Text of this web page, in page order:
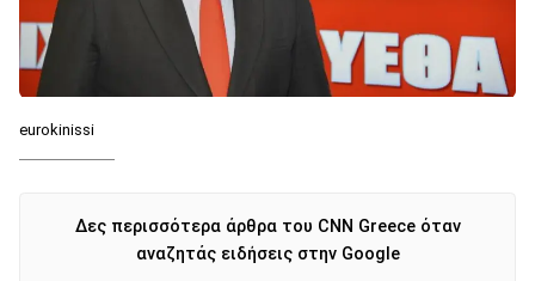
eurokinissi
Δες περισσότερα άρθρα του CNN Greece όταν
αναζητάς ειδήσεις στην Google